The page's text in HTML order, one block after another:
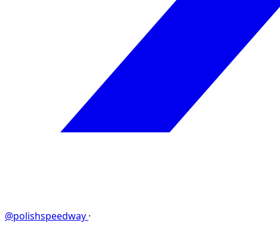
@polishspeedway ·